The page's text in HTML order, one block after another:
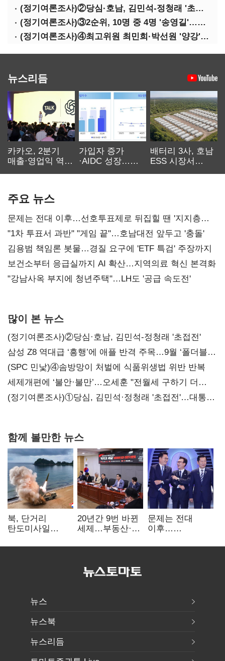
(정기여론조사)②당심·호남, 김민석-정청래 '초접전'
(정기여론조사)③2순위, 10명 중 4명 '송영길'…정청래 '한 자릿수'
(정기여론조사)④최고위원 최민희·박선원 '양강'…서미화·이성윤·임미애 뒤이어
뉴스리듬
카카오, 2분기
매출·영업익 역대
가입자 증가
·AIDC 성장…
배터리 3사, 호남
ESS 시장서
주요 뉴스
문제는 전대 이후…선호투표제로 뒤집힐 땐 '지지층
불복'
"1차 투표서 과반" "게임 끝"…호남대전 앞두고 '충돌'
김용범 책임론 봇물…경질 요구에 'ETF 특검' 주장까지
보건소부터 응급실까지 AI 확산…지역의료 혁신 본격화
"강남사옥 부지에 청년주택"…LH도 '공급 속도전'
많이 본 뉴스
(정기여론조사)②당심·호남, 김민석-정청래 '초접전'
삼성 Z8 역대급 ‘흥행’에 애플 반격 주목…9월 ‘폴더블
대전’
(SPC 민낯)④솜방망이 처벌에 식품위생법 위반 반복
세제개편에 ‘불안·불만’…오세훈 "전월세 구하기 더
힘들어질 것"
(정기여론조사)①당심, 김민석·정청래 '초접전'…대통령
함께 볼만한 뉴스
북, 단거리
탄도미사일
"즉각 중단 촉구"
20년간 9번 바뀐
세제…부동산·
건드렸다
문제는 전대
이후…
뒤집힐 땐
뉴스
뉴스북
뉴스리듬